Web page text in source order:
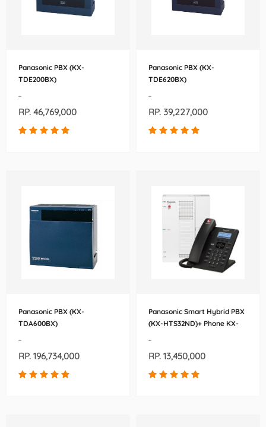
Panasonic PBX (KX-
TDE200BX)
-
RP. 46,769,000
Panasonic PBX (KX-
TDE620BX)
-
RP. 39,227,000
Panasonic PBX (KX-
TDA600BX)
-
RP. 196,734,000
Panasonic Smart Hybrid PBX
(KX-HTS32ND)+ Phone KX-
-
RP. 13,450,000